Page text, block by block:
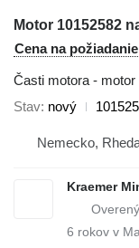
Motor 10152582
Cena na požiadanie
Časti motora - motor
Stav nový
Nemecko,
Kraemer
6 rokov v